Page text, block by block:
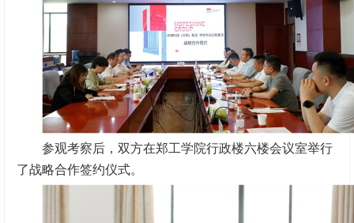
参观考察后，双方在郑工学院行政楼六楼会议室举行
了战略合作签约仪式。